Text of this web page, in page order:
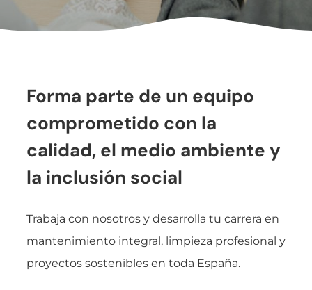
Forma parte de un equipo
comprometido con la
calidad, el medio ambiente y
la inclusión social
Trabaja con nosotros y desarrolla tu carrera en
mantenimiento integral, limpieza profesional y
proyectos sostenibles en toda España.